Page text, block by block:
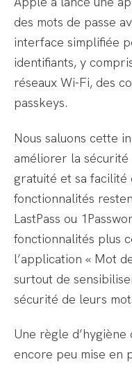
des mots de passe
interface simplifiée
identifiants, y
réseaux Wi-Fi, des
passkeys.
Nous saluons cette
améliorer la sécurité
gratuité et sa facilité
fonctionnalités
LastPass ou
fonctionnalités plus
l’application « Mot
surtout de
sécurité de leurs
Une règle
encore peu mise en